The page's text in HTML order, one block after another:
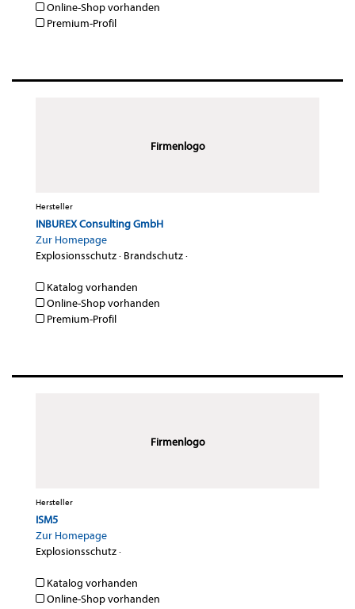
Online-Shop vorhanden
Premium-Profil
Firmenlogo
Hersteller
INBUREX Consulting GmbH
Zur Homepage
Explosionsschutz· Brandschutz·
Katalog vorhanden
Online-Shop vorhanden
Premium-Profil
Firmenlogo
Hersteller
ISM5
Zur Homepage
Explosionsschutz·
Katalog vorhanden
Online-Shop vorhanden